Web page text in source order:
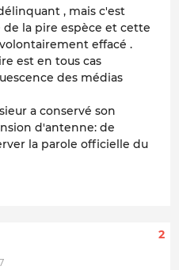
, mais c'est
la pire espèce et cette
effacé .
est en tous cas
des médias
a conservé son
d'antenne: de
la parole officielle du
2